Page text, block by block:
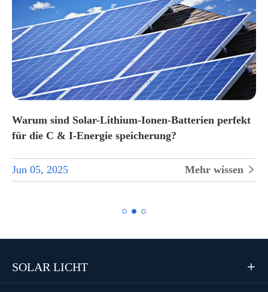
Warum sind Solar-Lithium-Ionen-Batterien perfekt
für die C & I-Energie speicherung?
Jun 05, 2025 Mehr wissen 
SOLAR LICHT 